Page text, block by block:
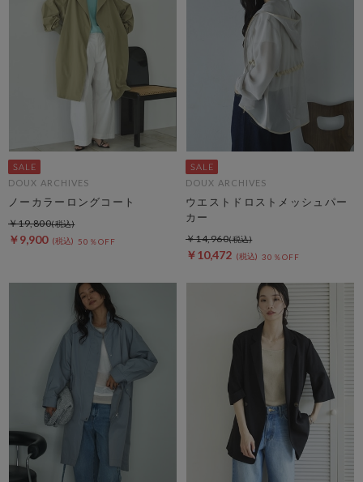
DOUX ARCHIVES
ノーカラーロングコート
￥9,900 50％OFF
￥19,800
DOUX ARCHIVES
ウエストドロストメッシュパー
カー
￥10,472 30％OFF
￥14,960